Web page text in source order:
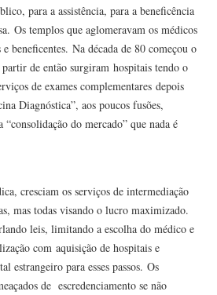
para a assistência, para a beneficência
Os templos que aglomeravam os médicos
beneficentes. Na década de 80 começou o
de então surgiram hospitais tendo o
de exames complementares depois
Diagnóstica”, aos poucos fusões,
do mercado” que nada é
cresciam os serviços de intermediação
mas todas visando o lucro maximizado.
leis, limitando a escolha do médico e
com aquisição de hospitais e
estrangeiro para esses passos. Os
de escredenciamento se não